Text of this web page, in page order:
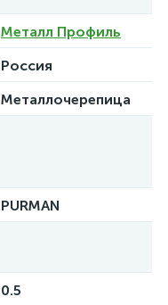
Металл Профиль
Россия
Металлочерепица
PURMAN
0.5